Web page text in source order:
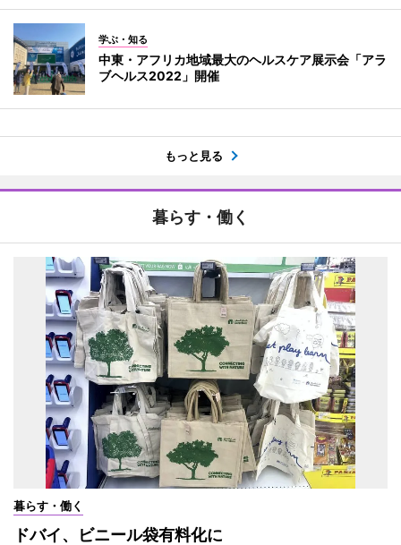
学ぶ・知る
中東・アフリカ地域最大のヘルスケア展示会「アラ
ブヘルス2022」開催
もっと見る
暮らす・働く
暮らす・働く
ドバイ、ビニール袋有料化に